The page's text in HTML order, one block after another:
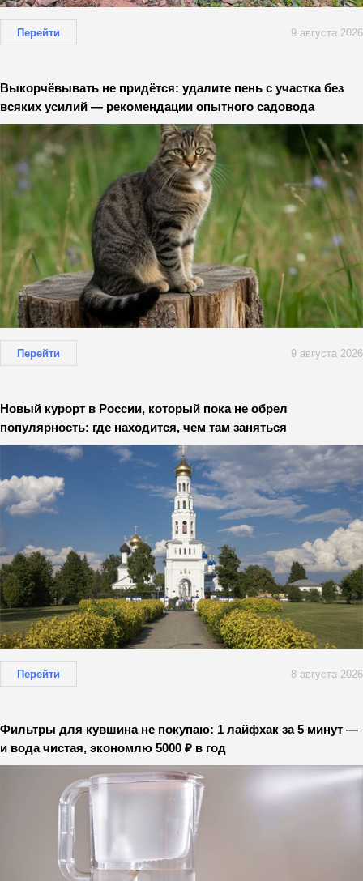
Перейти 9 августа 2026
Выкорчёвывать не придётся: удалите пень с участка без
всяких усилий — рекомендации опытного садовода
Перейти 9 августа 2026
Новый курорт в России, который пока не обрел
популярность: где находится, чем там заняться
Перейти 8 августа 2026
Фильтры для кувшина не покупаю: 1 лайфхак за 5 минут —
и вода чистая, экономлю 5000 ₽ в год